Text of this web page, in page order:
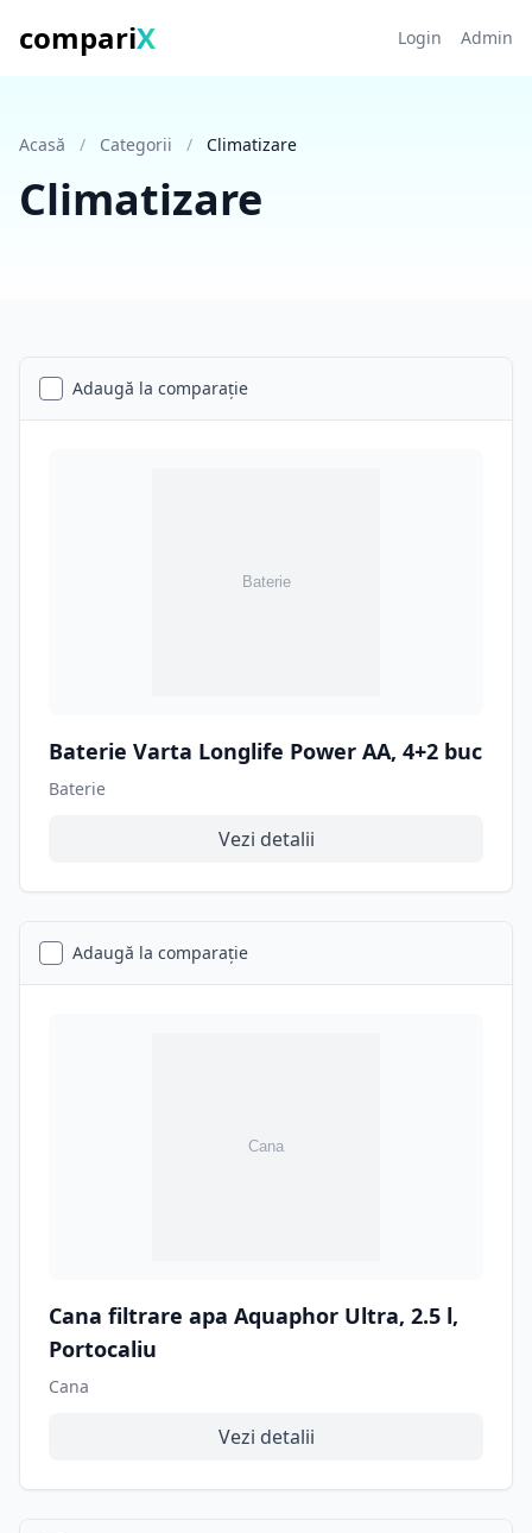
compariX Login Admin
Acasă / Categorii / Climatizare
Climatizare
Adaugă la comparație
Baterie Varta Longlife Power AA, 4+2 buc
Baterie
Vezi detalii
Adaugă la comparație
Cana filtrare apa Aquaphor Ultra, 2.5 l,
Portocaliu
Cana
Vezi detalii